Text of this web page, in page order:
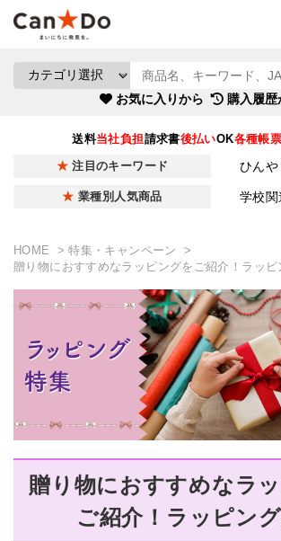
お気に入りから 購入履歴
送料当社負担請求書後払いOK各種帳
注目のキーワード ひんや
業種別人気商品 学校関
HOME
特集・キャンペーン
贈り物におすすめなラッピングをご紹介！ラッピ
贈り物におすすめなラ
ご紹介！ ラッピン